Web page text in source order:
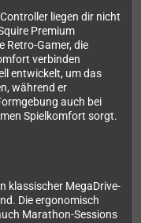
liegen dir nicht
Premium
Retro-Gamer, die
verbinden
entwickelt, um das
während er
auch bei
Spielkomfort sorgt.
klassischer MegaDrive-
Die ergonomisch
Marathon-Sessions